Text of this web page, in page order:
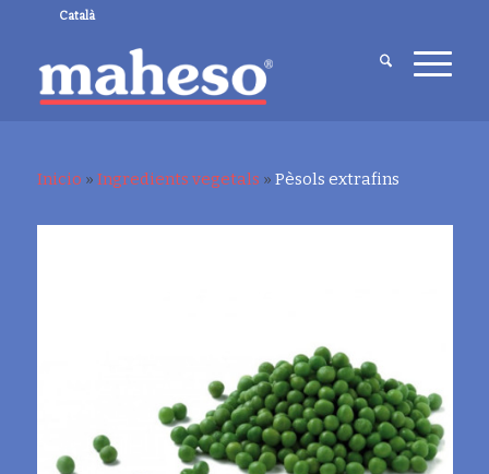
Català
Inicio » Ingredients vegetals » Pèsols extrafins